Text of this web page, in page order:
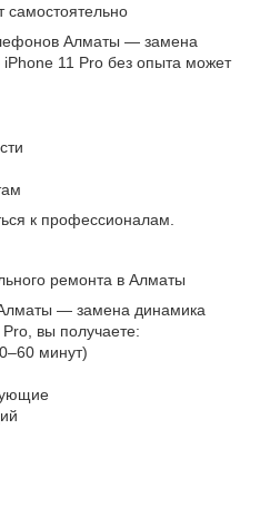
самостоятельно
Алматы — замена
iPhone 11 Pro без опыта может
к профессионалам.
ремонта в Алматы
— замена динамика
Pro, вы получаете:
минут)